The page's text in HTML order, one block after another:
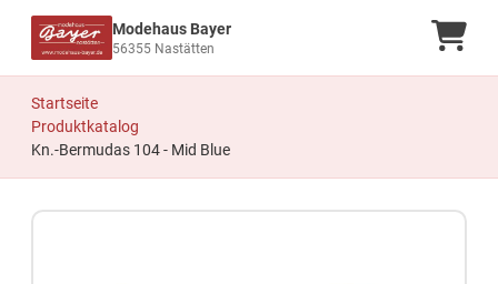
Modehaus Bayer
56355 Nastätten
Startseite
Produktkatalog
Kn.-Bermudas 104 - Mid Blue